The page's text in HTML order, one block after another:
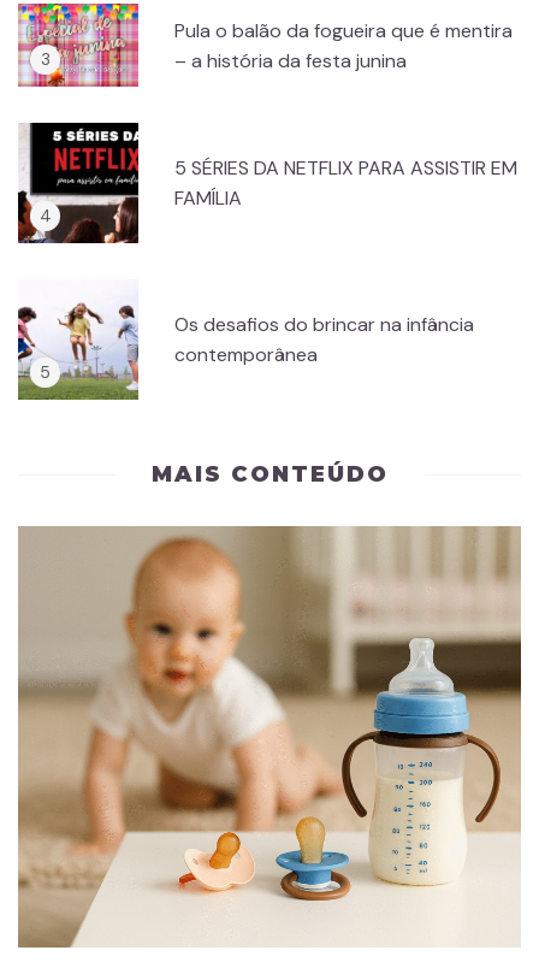
Pula o balão da fogueira que é mentira
– a história da festa junina
5 SÉRIES DA NETFLIX PARA ASSISTIR EM
FAMÍLIA
Os desafios do brincar na infância
contemporânea
MAIS CONTEÚDO